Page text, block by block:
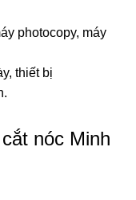
photocopy, máy
thiết bị
nóc Minh